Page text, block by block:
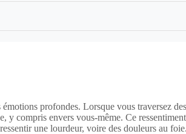
profondes. Lorsque vous traversez
compris envers vous-même. Ce
une lourdeur, voire des douleurs au